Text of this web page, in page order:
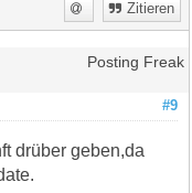
Zitieren
Posting Freak
#9
drüber geben,da